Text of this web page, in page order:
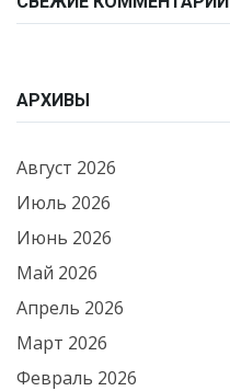
АРХИВЫ
Август 2026
Июль 2026
Июнь 2026
Май 2026
Апрель 2026
Март 2026
Февраль 2026